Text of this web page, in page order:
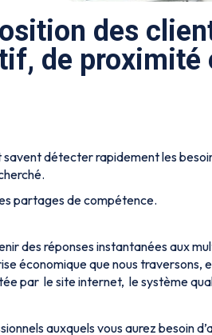
des
de proximité
détecter rapidement les
partages de compétence.
des réponses instantanées aux
économique que nous
par le site internet, le système
auxquels vous aurez besoin